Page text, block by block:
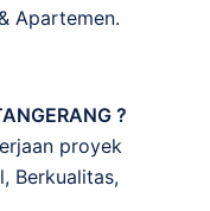
Apartemen.
?
proyek
Berkualitas,